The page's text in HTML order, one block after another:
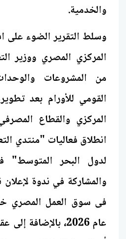
والخدمية.
وسلط التقرير الضوء على
المركزي المصري ووزير
من المشروعات
القومي للأورام بعد
المركزي والقطاع
انطلاق فعاليات "منتدي
لدول البحر المتوسط"
والمشاركة في ندوة
فى سوق العمل المصري
عام 2026،